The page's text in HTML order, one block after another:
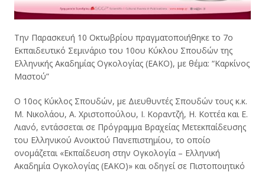
Την Παρασκευή 10 Οκτωβρίου πραγματοποιήθηκε το 7ο
Εκπαιδευτικό Σεμινάριο του 10ου Κύκλου Σπουδών της
Ελληνικής Ακαδημίας Ογκολογίας (ΕΑΚΟ), με θέμα: “Καρκίνος
Μαστού”
Ο 10ος Κύκλος Σπουδών, με Διευθυντές Σπουδών τους κ.κ.
Μ. Νικολάου, Α. Χριστοπούλου, Ι. Κοραντζή, Η. Κοττέα και Ε.
Λιανό, εντάσσεται σε Πρόγραμμα Βραχείας Μετεκπαίδευσης
του Ελληνικού Ανοικτού Πανεπιστημίου, το οποίο
ονομάζεται «Εκπαίδευση στην Ογκολογία – Ελληνική
Ακαδημία Ογκολογίας (ΕΑΚΟ)» και οδηγεί σε Πιστοποιητικό